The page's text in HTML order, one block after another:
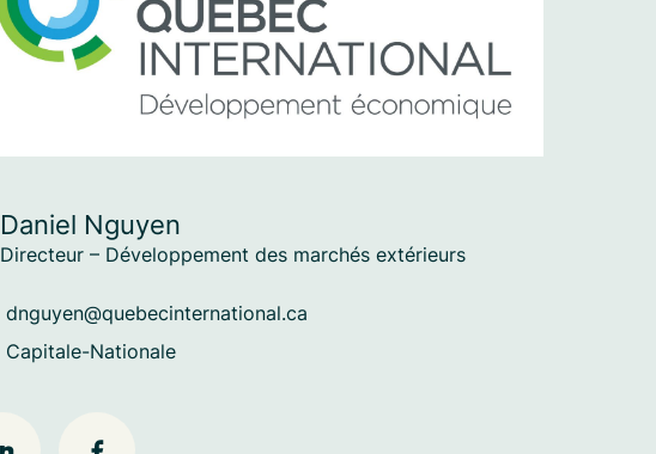
Daniel Nguyen
Directeur – Développement des marchés extérieurs
dnguyen@quebecinternational.ca
Capitale-Nationale